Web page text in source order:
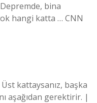
bina
hangi katta … CNN
kattaysanız, başka
aşağıdan gerektirir. |